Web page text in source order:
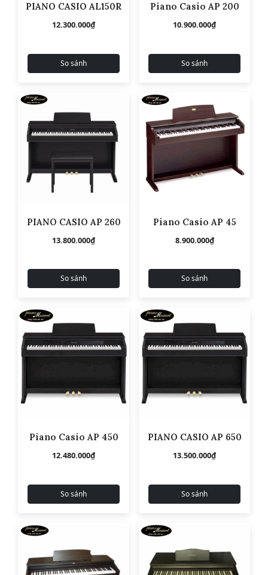
PIANO CASIO AL150R
12.300.000₫
So sánh
Piano Casio AP 200
10.900.000₫
So sánh
PIANO CASIO AP 260
13.800.000₫
So sánh
Piano Casio AP 45
8.900.000₫
So sánh
Piano Casio AP 450
12.480.000₫
So sánh
PIANO CASIO AP 650
13.500.000₫
So sánh